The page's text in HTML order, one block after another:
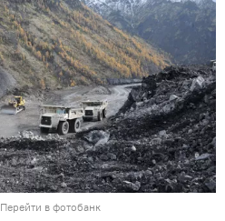
Перейти в фотобанк